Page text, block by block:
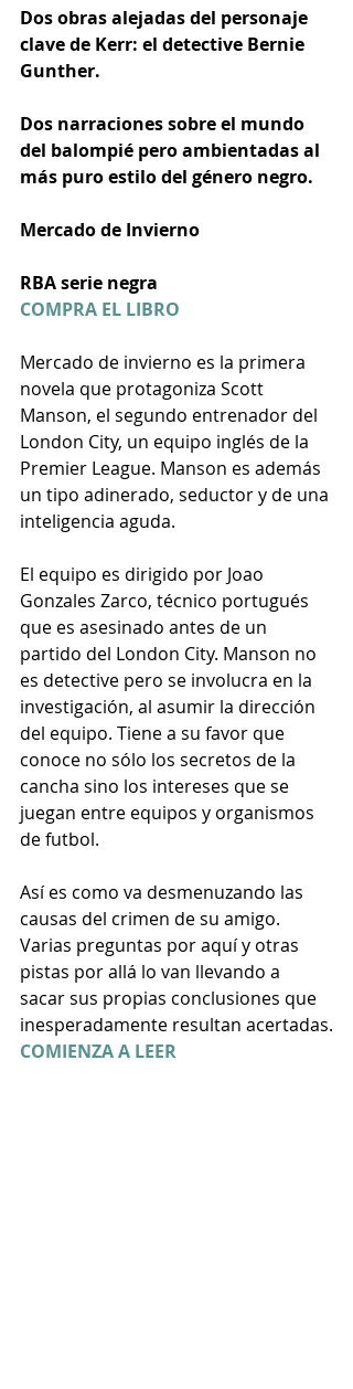
Dos obras alejadas del personaje
clave de Kerr: el detective Bernie
Gunther.
Dos narraciones sobre el mundo
del balompié pero ambientadas al
más puro estilo del género negro.
Mercado de Invierno
RBA serie negra
COMPRA EL LIBRO
Mercado de invierno es la primera
novela que protagoniza Scott
Manson, el segundo entrenador del
London City, un equipo inglés de la
Premier League. Manson es además
un tipo adinerado, seductor y de una
inteligencia aguda.
El equipo es dirigido por Joao
Gonzales Zarco, técnico portugués
que es asesinado antes de un
partido del London City. Manson no
es detective pero se involucra en la
investigación, al asumir la dirección
del equipo. Tiene a su favor que
conoce no sólo los secretos de la
cancha sino los intereses que se
juegan entre equipos y organismos
de futbol.
Así es como va desmenuzando las
causas del crimen de su amigo.
Varias preguntas por aquí y otras
pistas por allá lo van llevando a
sacar sus propias conclusiones que
inesperadamente resultan acertadas.
COMIENZA A LEER